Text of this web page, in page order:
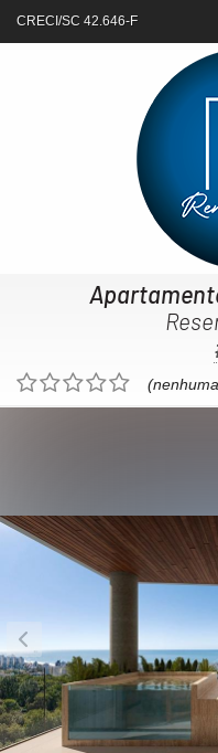
CRECI/SC 42.646-F